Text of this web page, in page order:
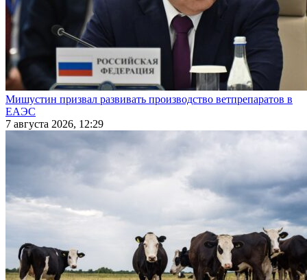
Мишустин призвал развивать производство ветпрепаратов в
ЕАЭС
7 августа 2026, 12:29